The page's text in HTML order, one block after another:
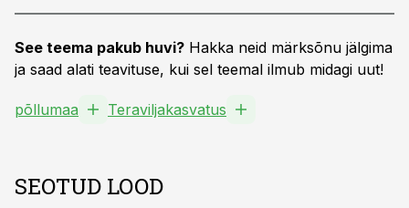
See teema pakub huvi? Hakka neid märksõnu jälgima
ja saad alati teavituse, kui sel teemal ilmub midagi uut!
põllumaa Teraviljakasvatus
SEOTUD LOOD